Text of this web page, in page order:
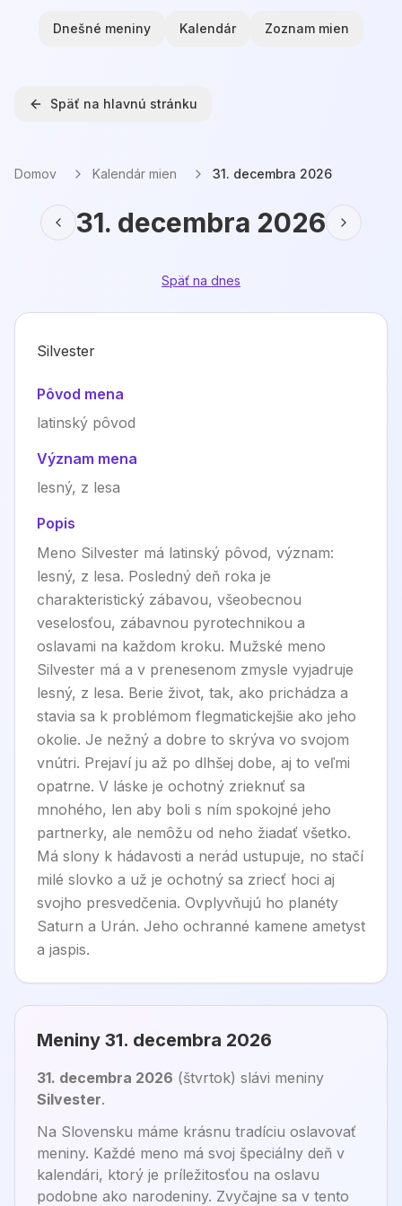
Dnešné meniny Kalendár Zoznam mien
Späť na hlavnú stránku
Domov Kalendár mien 31. decembra 2026
31. decembra 2026
Späť na dnes
Silvester
Pôvod mena
latinský pôvod
Význam mena
lesný, z lesa
Popis
Meno Silvester má latinský pôvod, význam:
lesný, z lesa. Posledný deň roka je
charakteristický zábavou, všeobecnou
veselosťou, zábavnou pyrotechnikou a
oslavami na každom kroku. Mužské meno
Silvester má a v prenesenom zmysle vyjadruje
lesný, z lesa. Berie život, tak, ako prichádza a
stavia sa k problémom flegmatickejšie ako jeho
okolie. Je nežný a dobre to skrýva vo svojom
vnútri. Prejaví ju až po dlhšej dobe, aj to veľmi
opatrne. V láske je ochotný zrieknuť sa
mnohého, len aby boli s ním spokojné jeho
partnerky, ale nemôžu od neho žiadať všetko.
Má slony k hádavosti a nerád ustupuje, no stačí
milé slovko a už je ochotný sa zriecť hoci aj
svojho presvedčenia. Ovplyvňujú ho planéty
Saturn a Urán. Jeho ochranné kamene ametyst
a jaspis.
Meniny 31. decembra 2026
31. decembra 2026 (štvrtok) slávi meniny
Silvester.
Na Slovensku máme krásnu tradíciu oslavovať
meniny. Každé meno má svoj špeciálny deň v
kalendári, ktorý je príležitosťou na oslavu
podobne ako narodeniny. Zvyčajne sa v tento